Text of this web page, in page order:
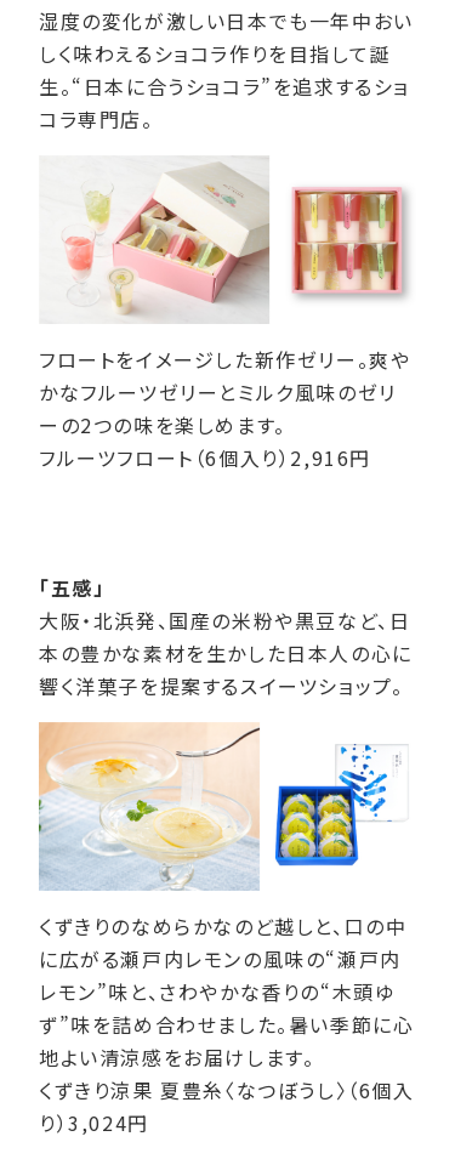
湿度の変化が激しい日本でも一年中おい
しく味わえるショコラ作りを目指して誕
生。“日本に合うショコラ”を追求するショ
コラ専門店。
フロートをイメージした新作ゼリー。爽や
かなフルーツゼリーとミルク風味のゼリ
ーの2つの味を楽しめます。
フルーツフロート（6個入り）2,916円
「五感」
大阪・北浜発、国産の米粉や黒豆など、日
本の豊かな素材を生かした日本人の心に
響く洋菓子を提案するスイーツショップ。
くずきりのなめらかなのど越しと、口の中
に広がる瀬戸内レモンの風味の“瀬戸内
レモン”味と、さわやかな香りの“木頭ゆ
ず”味を詰め合わせました。暑い季節に心
地よい清涼感をお届けします。
くずきり涼果 夏豊糸〈なつぼうし〉（6個入
り）3,024円